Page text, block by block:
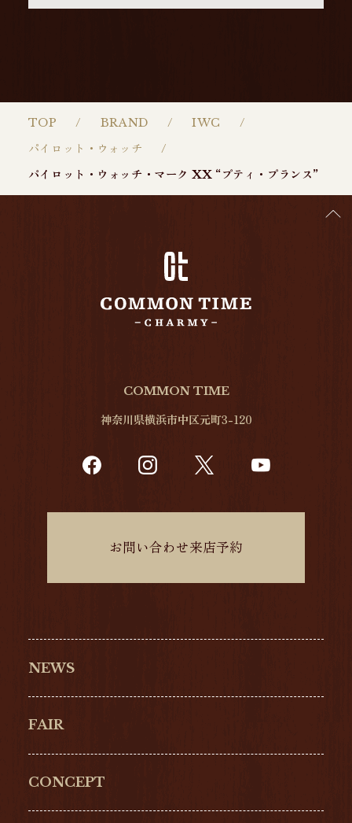
TOP BRAND
IWC
パイロット・ウォッチ
パイロット・ウォッチ・マーク XX “プティ・プランス”
NEWS
FAIR
CONCEPT
COMMON TIME
神奈川県横浜市中区元町3-120
お問い合わせ来店予約